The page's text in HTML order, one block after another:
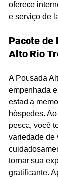
oferece
e serviço de
Pacote de
Alto Rio
A Pousada
empenhada
estadia
hóspedes.
pesca, você
variedade de
tornar sua
gratificante.